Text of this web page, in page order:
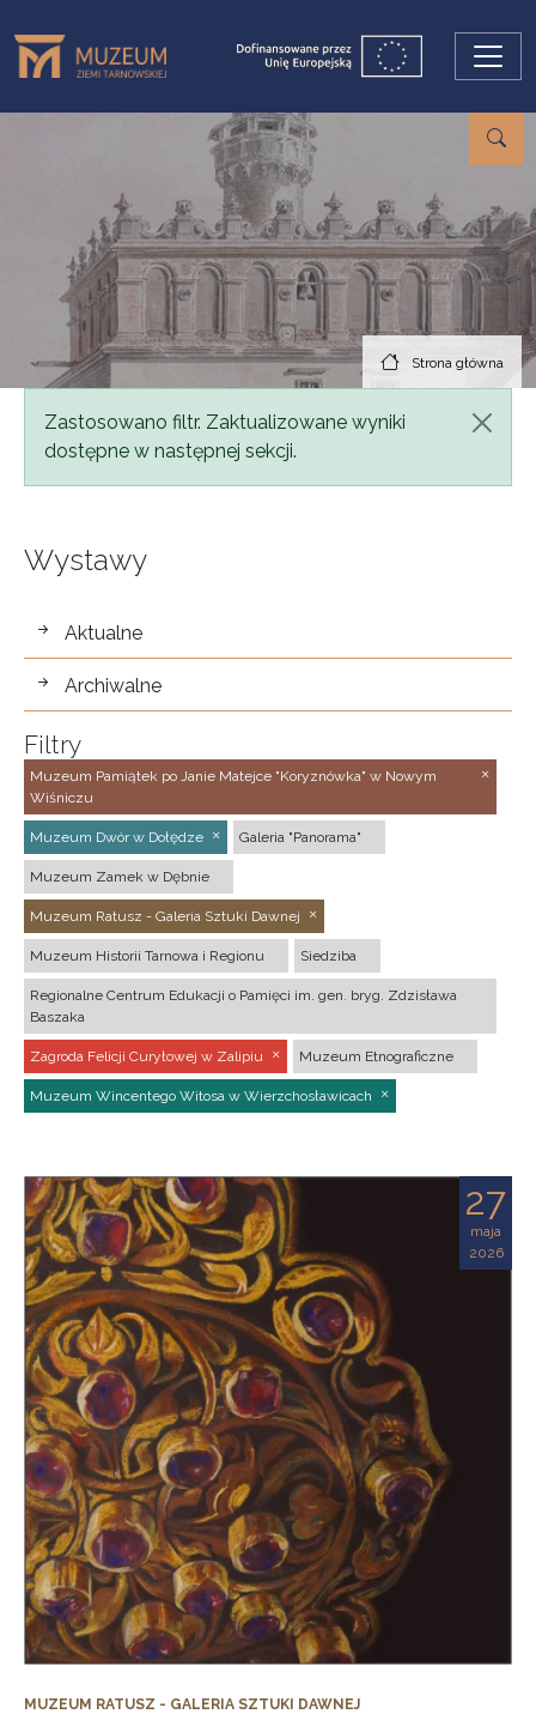
Strona główna
Komunikat
Zastosowano filtr. Zaktualizowane wyniki
dostępne w następnej sekcji.
Wystawy
wystawy
Aktualne
Archiwalne
Filtry
Muzeum Pamiątek po Janie Matejce "Koryznówka" w Nowym
Wiśniczu
Muzeum Dwór w Dołędze Galeria "Panorama"
Muzeum Zamek w Dębnie
Muzeum Ratusz - Galeria Sztuki Dawnej
Muzeum Historii Tarnowa i Regionu Siedziba
Regionalne Centrum Edukacji o Pamięci im. gen. bryg. Zdzisława
Baszaka
Zagroda Felicji Curyłowej w Zalipiu Muzeum Etnograficzne
Muzeum Wincentego Witosa w Wierzchosławicach
27
maja
2026
MUZEUM RATUSZ - GALERIA SZTUKI DAWNEJ